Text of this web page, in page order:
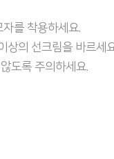
를 착용하세요.
상의 선크림을 바르세
도록 주의하세요.